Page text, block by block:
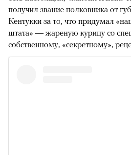
получил звание полковника от
Кентукки за то, что придумал
штата» — жареную курицу со
собственному, «секретному»,